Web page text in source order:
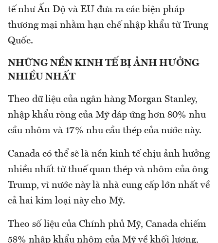
tế như Ấn Độ và EU đưa ra các biện pháp
thương mại nhằm hạn chế nhập khẩu từ Trung
Quốc.
NHỮNG NỀN KINH TẾ BỊ ẢNH HƯỞNG
NHIỀU NHẤT
Theo dữ liệu của ngân hàng Morgan Stanley,
nhập khẩu ròng của Mỹ đáp ứng hơn 80% nhu
cầu nhôm và 17% nhu cầu thép của nước này.
Canada có thể sẽ là nền kinh tế chịu ảnh hưởng
nhiều nhất từ thuế quan thép và nhôm của ông
Trump, vì nước này là nhà cung cấp lớn nhất về
cả hai kim loại này cho Mỹ.
Theo số liệu của Chính phủ Mỹ, Canada chiếm
58% nhập khẩu nhôm của Mỹ về khối lượng,